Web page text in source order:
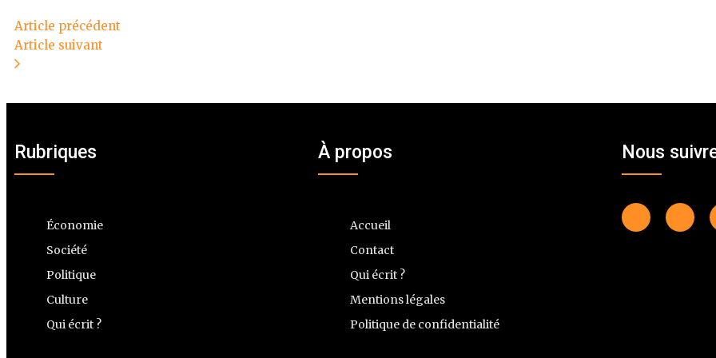
Article précédent
Article suivant
Rubriques
Économie
Société
Politique
Culture
Qui écrit ?
À propos
Accueil
Contact
Qui écrit ?
Mentions légales
Politique de confidentialité
Nous